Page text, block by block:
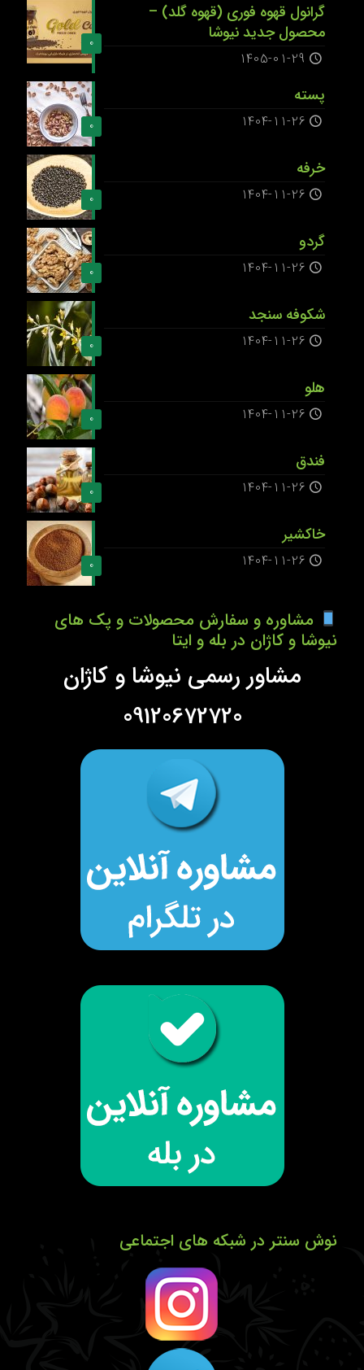
0
گرانول قهوه فوری (قهوه گلد) –
محصول جدید نیوشا
1405-01-29
0
پسته
1404-11-26
0
خرفه
1404-11-26
0
گردو
1404-11-26
0
شکوفه سنجد
1404-11-26
0
هلو
1404-11-26
0
فندق
1404-11-26
0
خاکشیر
1404-11-26
مشاوره و سفارش محصولات و پک های
نیوشا و کاژان در بله و ایتا
مشاور رسمی نیوشا و کاژان
09120672720
نوش سنتر در شبکه های اجتماعی